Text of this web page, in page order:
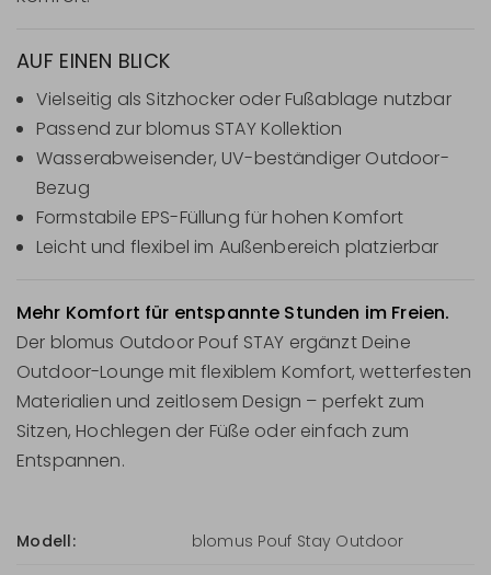
AUF EINEN BLICK
Vielseitig als Sitzhocker oder Fußablage nutzbar
Passend zur blomus STAY Kollektion
Wasserabweisender, UV-beständiger Outdoor-
Bezug
Formstabile EPS-Füllung für hohen Komfort
Leicht und flexibel im Außenbereich platzierbar
Mehr Komfort für entspannte Stunden im Freien.
Der blomus Outdoor Pouf STAY ergänzt Deine
Outdoor-Lounge mit flexiblem Komfort, wetterfesten
Materialien und zeitlosem Design – perfekt zum
Sitzen, Hochlegen der Füße oder einfach zum
Entspannen.
Modell: blomus Pouf Stay Outdoor